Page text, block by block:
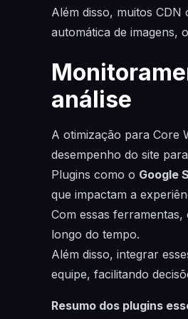
Além disso, muitos
automática de imagens,
análise
A otimização para Core
desempenho do site
Plugins como o Google
que impactam a
Com essas
longo do tempo.
Além disso, integrar
equipe, facilitando
Resumo dos plugins